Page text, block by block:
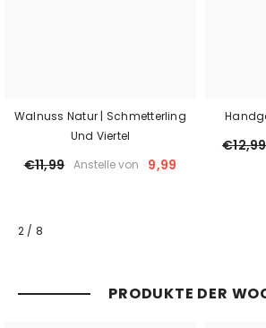
Walnuss Natur | Schmetterling
Und Viertel
€11,99 Anstelle von 9,99
€12,99
2 / von
8
PRODUKTE DER